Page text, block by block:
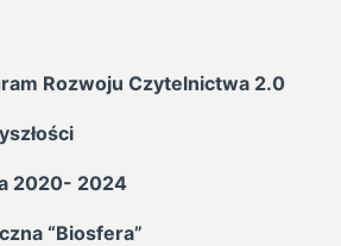
Rozwoju Czytelnictwa 2.0
2020- 2024
“Biosfera”